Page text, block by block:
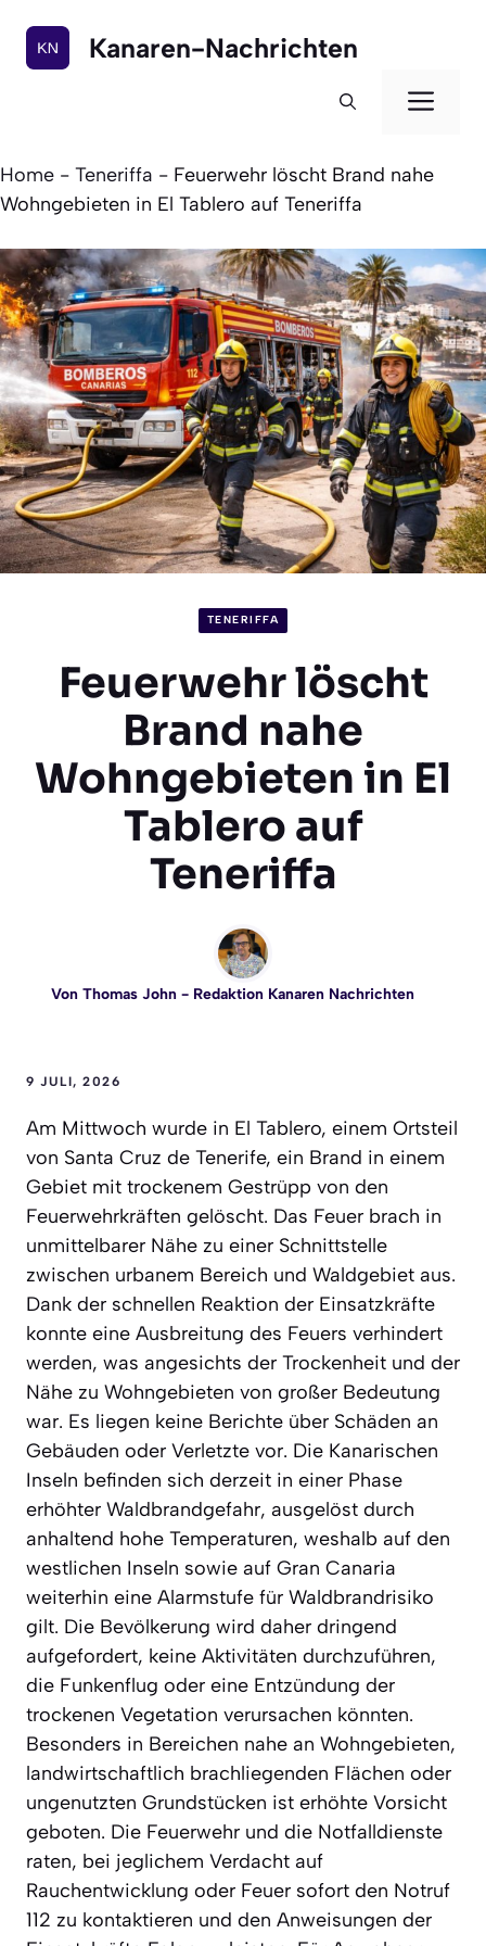
Inhalt
springen
Kanaren-Nachrichten
Home - Teneriffa - Feuerwehr löscht Brand nahe
Wohngebieten in El Tablero auf Teneriffa
TENERIFFA
Feuerwehr löscht
Brand nahe
Wohngebieten in El
Tablero auf
Teneriffa
Von Thomas John- Redaktion Kanaren Nachrichten
9 JULI, 2026
Am Mittwoch wurde in El Tablero, einem Ortsteil
von Santa Cruz de Tenerife, ein Brand in einem
Gebiet mit trockenem Gestrüpp von den
Feuerwehrkräften gelöscht. Das Feuer brach in
unmittelbarer Nähe zu einer Schnittstelle
zwischen urbanem Bereich und Waldgebiet aus.
Dank der schnellen Reaktion der Einsatzkräfte
konnte eine Ausbreitung des Feuers verhindert
werden, was angesichts der Trockenheit und der
Nähe zu Wohngebieten von großer Bedeutung
war. Es liegen keine Berichte über Schäden an
Gebäuden oder Verletzte vor. Die Kanarischen
Inseln befinden sich derzeit in einer Phase
erhöhter Waldbrandgefahr, ausgelöst durch
anhaltend hohe Temperaturen, weshalb auf den
westlichen Inseln sowie auf Gran Canaria
weiterhin eine Alarmstufe für Waldbrandrisiko
gilt. Die Bevölkerung wird daher dringend
aufgefordert, keine Aktivitäten durchzuführen,
die Funkenflug oder eine Entzündung der
trockenen Vegetation verursachen könnten.
Besonders in Bereichen nahe an Wohngebieten,
landwirtschaftlich brachliegenden Flächen oder
ungenutzten Grundstücken ist erhöhte Vorsicht
geboten. Die Feuerwehr und die Notfalldienste
raten, bei jeglichem Verdacht auf
Rauchentwicklung oder Feuer sofort den Notruf
112 zu kontaktieren und den Anweisungen der